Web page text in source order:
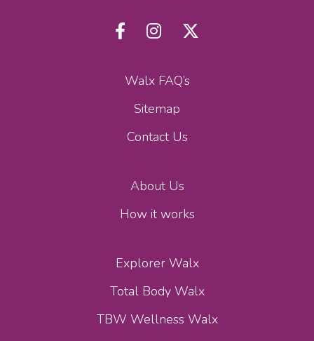
Walx FAQ’s
Sitemap
Contact Us
About Us
How it works
Explorer Walx
Total Body Walx
TBW Wellness Walx